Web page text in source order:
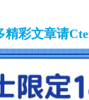
彩文章请